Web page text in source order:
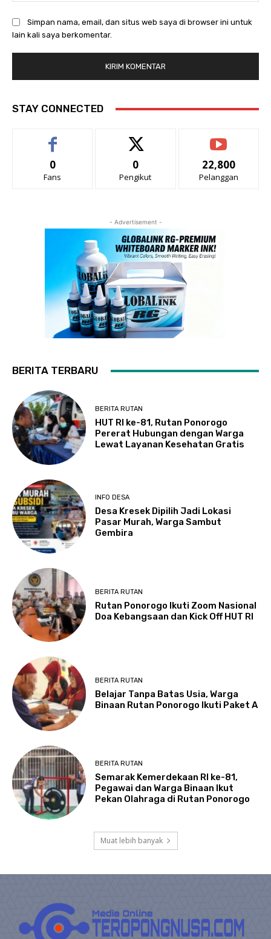
Simpan nama, email, dan situs web saya di browser ini untuk
lain kali saya berkomentar.
STAY CONNECTED
0
Fans
0
Pengikut
22,800
Pelanggan
- Advertisement -
BERITA TERBARU
BERITA RUTAN
HUT RI ke-81, Rutan Ponorogo
Pererat Hubungan dengan Warga
Lewat Layanan Kesehatan Gratis
INFO DESA
Desa Kresek Dipilih Jadi Lokasi
Pasar Murah, Warga Sambut
Gembira
BERITA RUTAN
Rutan Ponorogo Ikuti Zoom Nasional
Doa Kebangsaan dan Kick Off HUT RI
BERITA RUTAN
Belajar Tanpa Batas Usia, Warga
Binaan Rutan Ponorogo Ikuti Paket A
BERITA RUTAN
Semarak Kemerdekaan RI ke-81,
Pegawai dan Warga Binaan Ikut
Pekan Olahraga di Rutan Ponorogo
Muat lebih banyak